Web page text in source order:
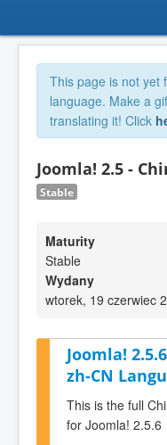
This page is not yet
language. Make a
translating it! Click
Joomla! 2.5 -
Stable
Maturity
Stable
Wydany
wtorek, 19 czerwiec
Joomla!
zh-CN
This is the full
for Joomla! 2.5.6